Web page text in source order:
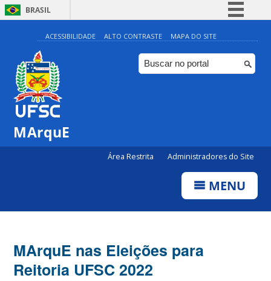
BRASIL
Simplifique!
Comunica BR
Participe
ACESSIBILIDADE ALTO CONTRASTE MAPA DO SITE
MArquE
Área Restrita Administradores do Site
MENU
MArquE nas Eleições para
Reitoria UFSC 2022